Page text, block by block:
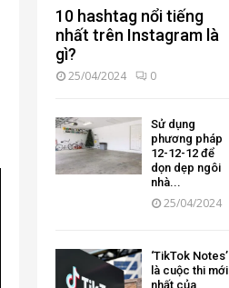
10 hashtag nổi tiếng
nhất trên Instagram là
gì?
25/04/2024 0
Sử dụng
phương pháp
12-12-12 để
dọn dẹp ngôi
nhà...
25/04/2024
‘TikTok Notes’
là cuộc thi mới
nhất của